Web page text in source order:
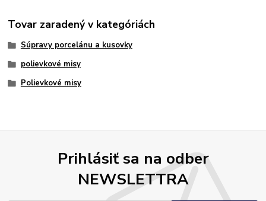
Tovar zaradený v kategóriách
Súpravy porcelánu a kusovky
polievkové misy
Polievkové misy
Prihlásiť sa na odber
NEWSLETTRA